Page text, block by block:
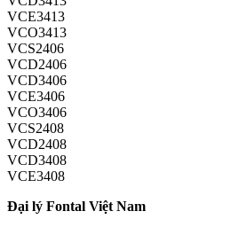
VCE3413
VCO3413
VCS2406
VCD2406
VCD3406
VCE3406
VCO3406
VCS2408
VCD2408
VCD3408
VCE3408
Đại lý Fontal Việt Nam